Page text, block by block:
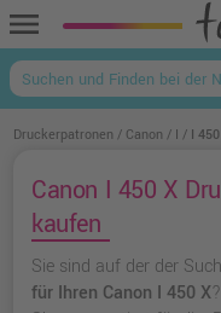
menu
Druckerpatronen Canon I I
Canon I 450 X
kaufen
Sie sind auf der der
für Ihren Canon I 450 X